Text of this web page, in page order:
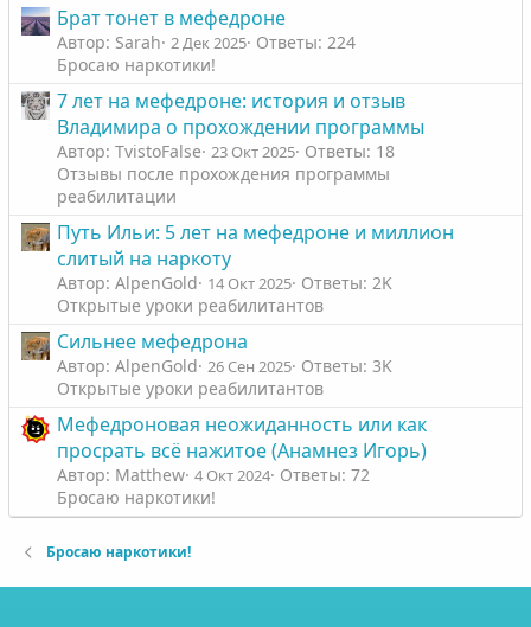
Брат тонет в мефедроне
Автор: Sarah 2 Дек 2025 Ответы: 224
Бросаю наркотики!
7 лет на мефедроне: история и отзыв
Владимира о прохождении программы
Автор: TvistoFalse 23 Окт 2025 Ответы: 18
Отзывы после прохождения программы
реабилитации
Путь Ильи: 5 лет на мефедроне и миллион
слитый на наркоту
Автор: AlpenGold 14 Окт 2025 Ответы: 2K
Открытые уроки реабилитантов
Сильнее мефедрона
Автор: AlpenGold 26 Сен 2025 Ответы: 3K
Открытые уроки реабилитантов
Мефедроновая неожиданность или как
просрать всё нажитое (Анамнез Игорь)
Автор: Matthew 4 Окт 2024 Ответы: 72
Бросаю наркотики!
Бросаю наркотики!